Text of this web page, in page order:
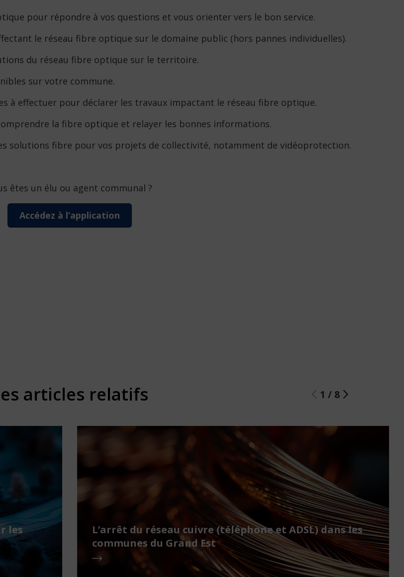
pour répondre à vos questions et vous orienter vers le bon service.
le réseau fibre optique sur le domaine public (hors pannes individuelles).
du réseau fibre optique sur le territoire.
sur votre commune.
à effectuer pour déclarer les travaux impactant le réseau fibre optique.
la fibre optique et relayer les bonnes informations.
solutions fibre pour vos projets de collectivité, notamment de vidéoprotection.
êtes un élu ou agent communal ?
Accédez à l’application
articles relatifs 1 / 8
les
L’arrêt du réseau cuivre (téléphone et ADSL) dans les
communes du Grand Est